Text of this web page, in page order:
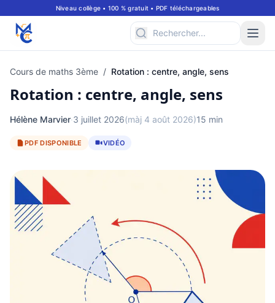
Niveau collège • 100 % gratuit • PDF téléchargeables
Cours de maths 3ème / Rotation : centre, angle, sens
Rotation : centre, angle, sens
Hélène Marvier·3 juillet 2026(màj 4 août 2026)15 min
PDF DISPONIBLE VIDÉO